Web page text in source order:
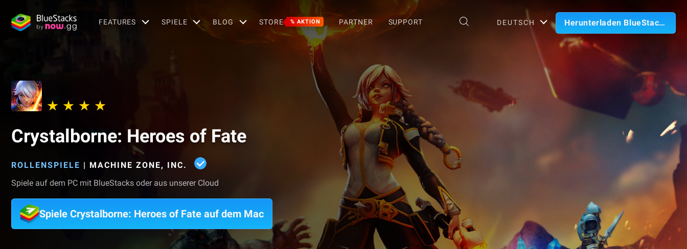
FEATURES SPIELE BLOG STORE % AKTION PARTNER SUPPORT DEUTSCH Herunterladen BlueStacks
Crystalborne: Heroes of Fate
ROLLENSPIELE | MACHINE ZONE, INC.
Spiele auf dem PC mit BlueStacks oder aus unserer Cloud
Spiele Crystalborne: Heroes of Fate auf dem Mac